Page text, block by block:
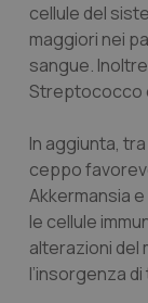
cellule del
maggiori nei
sangue.
Streptococco
In aggiunta,
ceppo
Akkermansia
le cellule
alterazioni del
l’insorgenza